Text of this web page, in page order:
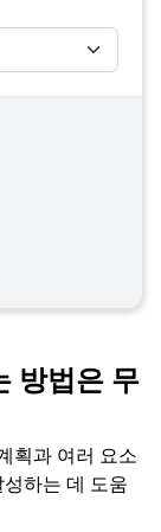
방법은 무
획과 여러 요소
하는 데 도움